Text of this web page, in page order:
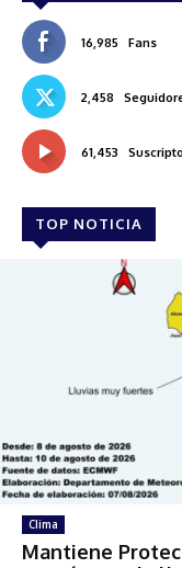
16,985 Fans
2,458
61,453
TOP NOTICIA
Clima
Mantiene